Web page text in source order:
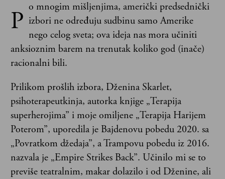
P o mnogim mišljenjima, američki predsednički
izbori ne određuju sudbinu samo Amerike
nego celog sveta; ova ideja nas mora učiniti
anksioznim barem na trenutak koliko god (inače)
racionalni bili.
Prilikom prošlih izbora, Dženina Skarlet,
psihoterapeutkinja, autorka knjige „Terapija
superherojima” i moje omiljene „Terapija Harijem
Poterom”, uporedila je Bajdenovu pobedu 2020. sa
„Povratkom džedaja”, a Trampovu pobedu iz 2016.
nazvala je „Empire Strikes Back”. Učinilo mi se to
previše teatralnim, makar dolazilo i od Dženine, ali